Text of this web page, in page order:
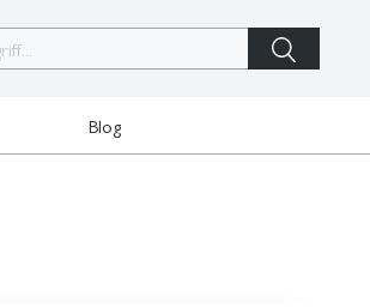
Blog